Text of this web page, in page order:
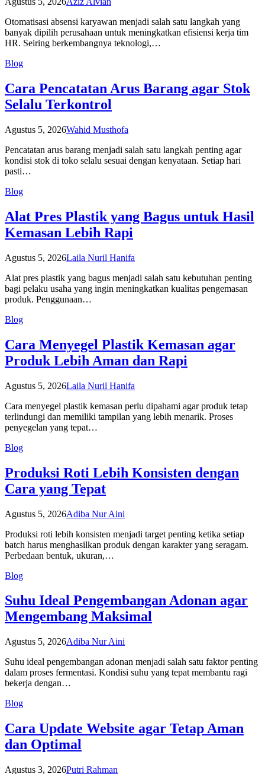
Otomatisasi absensi karyawan menjadi salah satu langkah yang
banyak dipilih perusahaan untuk meningkatkan efisiensi kerja tim
HR. Seiring berkembangnya teknologi,…
Blog
Cara Pencatatan Arus Barang agar Stok
Selalu Terkontrol
Agustus 5, 2026Wahid Musthofa
Pencatatan arus barang menjadi salah satu langkah penting agar
kondisi stok di toko selalu sesuai dengan kenyataan. Setiap hari
pasti…
Blog
Alat Pres Plastik yang Bagus untuk Hasil
Kemasan Lebih Rapi
Agustus 5, 2026Laila Nuril Hanifa
Alat pres plastik yang bagus menjadi salah satu kebutuhan penting
bagi pelaku usaha yang ingin meningkatkan kualitas pengemasan
produk. Penggunaan…
Blog
Cara Menyegel Plastik Kemasan agar
Produk Lebih Aman dan Rapi
Agustus 5, 2026Laila Nuril Hanifa
Cara menyegel plastik kemasan perlu dipahami agar produk tetap
terlindungi dan memiliki tampilan yang lebih menarik. Proses
penyegelan yang tepat…
Blog
Produksi Roti Lebih Konsisten dengan
Cara yang Tepat
Agustus 5, 2026Adiba Nur Aini
Produksi roti lebih konsisten menjadi target penting ketika setiap
batch harus menghasilkan produk dengan karakter yang seragam.
Perbedaan bentuk, ukuran,…
Blog
Suhu Ideal Pengembangan Adonan agar
Mengembang Maksimal
Agustus 5, 2026Adiba Nur Aini
Suhu ideal pengembangan adonan menjadi salah satu faktor penting
dalam proses fermentasi. Kondisi suhu yang tepat membantu ragi
bekerja dengan…
Blog
Cara Update Website agar Tetap Aman
dan Optimal
Agustus 3, 2026Putri Rahman